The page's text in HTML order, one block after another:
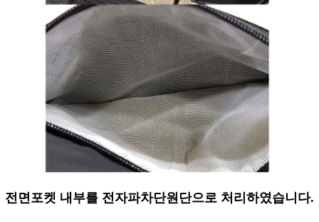
전면포켓 내부를 전자파차단원단으로 처리하였습니다.